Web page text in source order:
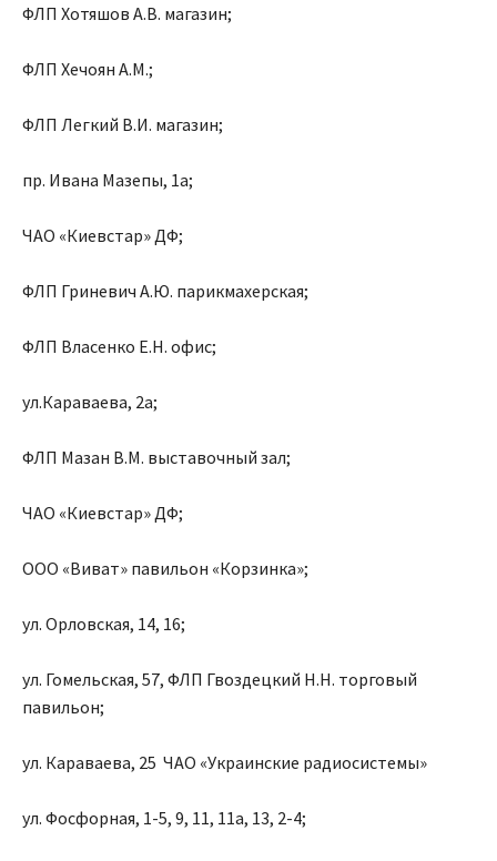
ФЛП Хотяшов А.В. магазин;
ФЛП Хечоян А.М.;
ФЛП Легкий В.И. магазин;
пр. Ивана Мазепы, 1а;
ЧАО «Киевстар» ДФ;
ФЛП Гриневич А.Ю. парикмахерская;
ФЛП Власенко Е.Н. офис;
ул.Караваева, 2а;
ФЛП Мазан В.М. выставочный зал;
ЧАО «Киевстар» ДФ;
ООО «Виват» павильон «Корзинка»;
ул. Орловская, 14, 16;
ул. Гомельская, 57, ФЛП Гвоздецкий Н.Н. торговый
павильон;
ул. Караваева, 25 ЧАО «Украинские радиосистемы»
ул. Фосфорная, 1-5, 9, 11, 11а, 13, 2-4;